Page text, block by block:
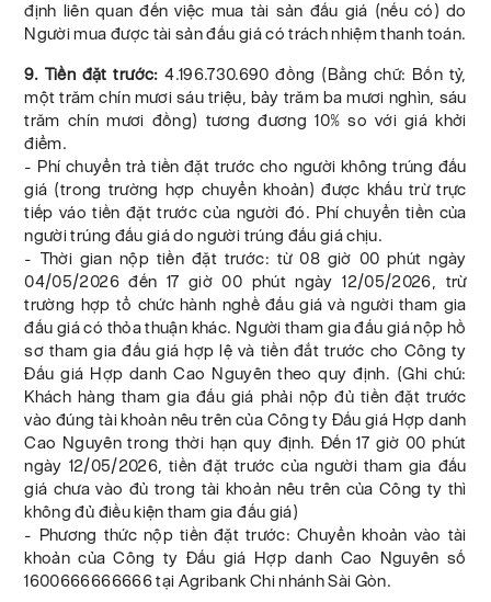
định liên quan đến việc mua tài sản đấu giá (nếu có) do
Người mua được tài sản đấu giá có trách nhiệm thanh toán.
9. Tiền đặt trước: 4.196.730.690 đồng (Bằng chữ: Bốn tỷ,
một trăm chín mươi sáu triệu, bảy trăm ba mươi nghìn, sáu
trăm chín mươi đồng) tương đương 10% so với giá khởi
điểm.
- Phí chuyển trả tiền đặt trước cho người không trúng đấu
giá (trong trường hợp chuyển khoản) được khấu trừ trực
tiếp váo tiền đặt trước của người đó. Phí chuyển tiền của
người trúng đấu giá do người trúng đấu giá chịu.
- Thời gian nộp tiền đặt trước: từ 08 giờ 00 phút ngày
04/05/2026 đến 17 giờ 00 phút ngày 12/05/2026, trừ
trường hợp tổ chức hành nghề đấu giá và người tham gia
đấu giá có thỏa thuận khác. Người tham gia đấu giá nộp hồ
sơ tham gia đấu giá hợp lệ và tiền đắt trước cho Công ty
Đấu giá Hợp danh Cao Nguyên theo quy định. (Ghi chú:
Khách hàng tham gia đấu giá phải nộp đủ tiền đặt trước
vào đúng tài khoản nêu trên của Công ty Đấu giá Hợp danh
Cao Nguyên trong thời hạn quy định. Đến 17 giờ 00 phút
ngày 12/05/2026, tiền đặt trước của người tham gia đấu
giá chưa vào đủ trong tài khoản nêu trên của Công ty thì
không đủ điều kiện tham gia đấu giá)
- Phương thức nộp tiền đặt trước: Chuyển khoản vào tài
khoản của Công ty Đấu giá Hợp danh Cao Nguyên số
1600666666666 tại Agribank Chi nhánh Sài Gòn.